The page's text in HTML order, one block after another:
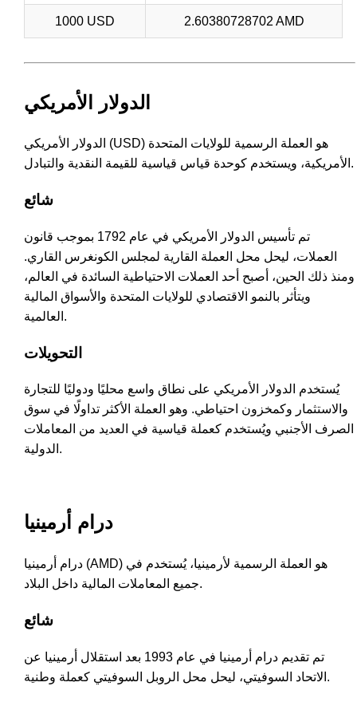
1000 USD 2.60380728702 AMD
الدولار الأمريكي
الدولار الأمريكي (USD) هو العملة الرسمية للولايات المتحدة
الأمريكية، ويستخدم كوحدة قياس قياسية للقيمة النقدية والتبادل.
شائع
تم تأسيس الدولار الأمريكي في عام 1792 بموجب قانون
العملات، ليحل محل العملة القارية لمجلس الكونغرس القاري.
ومنذ ذلك الحين، أصبح أحد العملات الاحتياطية السائدة في العالم،
ويتأثر بالنمو الاقتصادي للولايات المتحدة والأسواق المالية
العالمية.
التحويلات
يُستخدم الدولار الأمريكي على نطاق واسع محليًا ودوليًا للتجارة
والاستثمار وكمخزون احتياطي. وهو العملة الأكثر تداولًا في سوق
الصرف الأجنبي ويُستخدم كعملة قياسية في العديد من المعاملات
الدولية.
درام أرمينيا
درام أرمينيا (AMD) هو العملة الرسمية لأرمينيا، يُستخدم في
جميع المعاملات المالية داخل البلاد.
شائع
تم تقديم درام أرمينيا في عام 1993 بعد استقلال أرمينيا عن
الاتحاد السوفيتي، ليحل محل الروبل السوفيتي كعملة وطنية.